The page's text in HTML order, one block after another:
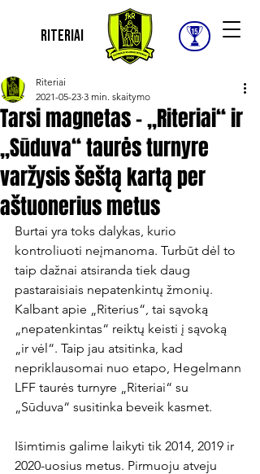
Riteriai
Tarsi magnetas – „Riteriai“ ir
„Sūduva“ taurės turnyre
varžysis šeštą kartą per
aštuonerius metus
Riteriai
2021-05-23 3 min. skaitymo
Burtai yra toks dalykas, kurio
kontroliuoti neįmanoma. Turbūt dėl to
taip dažnai atsiranda tiek daug
pastaraisiais nepatenkintų žmonių.
Kalbant apie „Riterius“, tai sąvoką
„nepatenkintas“ reiktų keisti į sąvoką
„ir vėl“. Taip jau atsitinka, kad
nepriklausomai nuo etapo, Hegelmann
LFF taurės turnyre „Riteriai“ su
„Sūduva“ susitinka beveik kasmet.
Išimtimis galime laikyti tik 2014, 2019 ir
2020-uosius metus. Pirmuoju atveju